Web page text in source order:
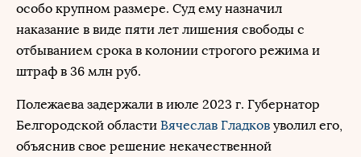
особо крупном размере. Суд ему назначил
наказание в виде пяти лет лишения свободы с
отбыванием срока в колонии строгого режима и
штраф в 36 млн руб.
Полежаева задержали в июле 2023 г. Губернатор
Белгородской области Вячеслав Гладков уволил его,
объяснив свое решение некачественной